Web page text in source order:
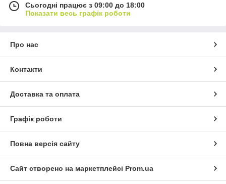
Сьогодні працює з 09:00 до 18:00
Показати весь графік роботи
Про нас
Контакти
Доставка та оплата
Графік роботи
Повна версія сайту
Сайт створено на маркетплейсі Prom.ua